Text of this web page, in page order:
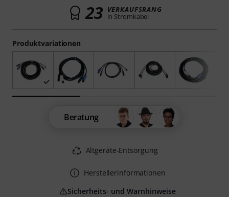
Produktvariationen
23 VERKAUFSRANG
in Stromkabel
Beratung
Altgeräte-Entsorgung
Herstellerinformationen
Sicherheits- und Warnhinweise